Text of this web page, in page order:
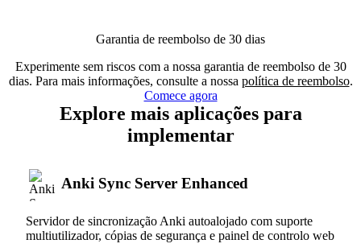
Garantia de reembolso de 30 dias
Experimente sem riscos com a nossa garantia de reembolso de 30
dias. Para mais informações, consulte a nossa política de reembolso.
Comece agora
Explore mais aplicações para
implementar
Anki Sync Server Enhanced
Servidor de sincronização Anki autoalojado com suporte
multiutilizador, cópias de segurança e painel de controlo web